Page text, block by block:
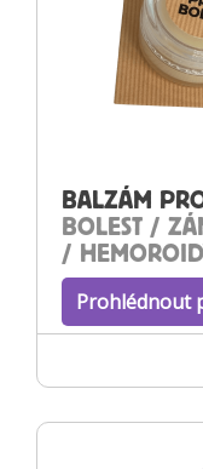
BALZÁM
BOLEST /
/
Prohlédnout